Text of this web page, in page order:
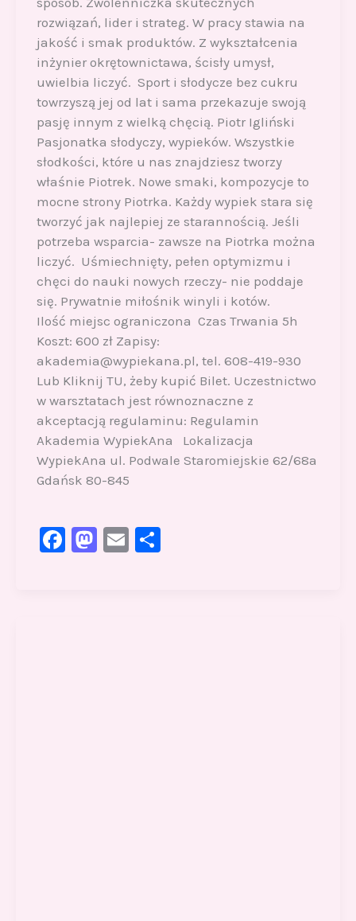
rozwiązań, lider i strateg. W pracy stawia na
jakość i smak produktów. Z wykształcenia
inżynier okrętownictawa, ścisły umysł,
uwielbia liczyć. Sport i słodycze bez cukru
towrzyszą jej od lat i sama przekazuje swoją
pasję innym z wielką chęcią. Piotr Igliński
Pasjonatka słodyczy, wypieków. Wszystkie
słodkości, które u nas znajdziesz tworzy
właśnie Piotrek. Nowe smaki, kompozycje to
mocne strony Piotrka. Każdy wypiek stara się
tworzyć jak najlepiej ze starannością. Jeśli
potrzeba wsparcia- zawsze na Piotrka można
liczyć. Uśmiechnięty, pełen optymizmu i
chęci do nauki nowych rzeczy- nie poddaje
się. Prywatnie miłośnik winyli i kotów.
Ilość miejsc ograniczona Czas Trwania 5h
Koszt: 600 zł Zapisy:
akademia@wypiekana.pl, tel. 608-419-930
Lub Kliknij TU, żeby kupić Bilet. Uczestnictwo
w warsztatach jest równoznaczne z
akceptacją regulaminu: Regulamin
Akademia WypiekAna Lokalizacja
WypiekAna ul. Podwale Staromiejskie 62/68a
Gdańsk 80-845
F
M E S